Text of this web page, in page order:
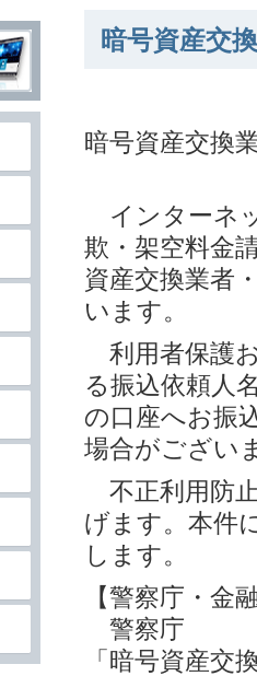
暗号資産交
暗号資産交換
インターネ
欺・架空料金
資産交換業者
います。
利用者保護
る振込依頼人
の口座へお振
場合がござい
不正利用防
げます。本件
します。
【警察庁・金
警察庁
「暗号資産交